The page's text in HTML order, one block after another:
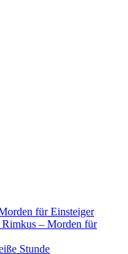
für Einsteiger
Rimkus – Morden für
Stunde